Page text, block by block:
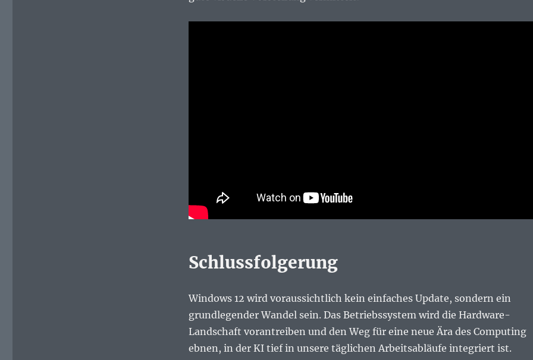
Schlussfolgerung
Windows 12 wird voraussichtlich kein einfaches Update, sondern ein
grundlegender Wandel sein. Das Betriebssystem wird die Hardware-
Landschaft vorantreiben und den Weg für eine neue Ära des Computing
ebnen, in der KI tief in unsere täglichen Arbeitsabläufe integriert ist.